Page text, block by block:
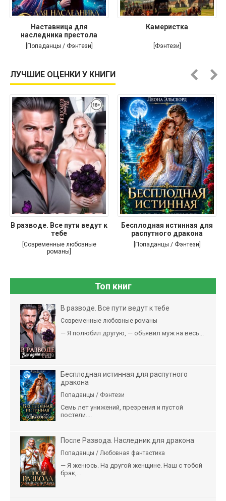
Наставница для
наследника престола
[Попаданцы / Фэнтези]
Камеристка
[Фэнтези]
ЛУЧШИЕ ОЦЕНКИ У КНИГИ
В разводе. Все пути ведут к
тебе
[Современные любовные
романы]
Бесплодная истинная для
распутного дракона
[Попаданцы / Фэнтези]
Топ книг
В разводе. Все пути ведут к тебе
Современные любовные романы
— Я полюбил другую, — объявил муж на весь...
Бесплодная истинная для распутного
дракона
Попаданцы / Фэнтези
Семь лет унижений, презрения и пустой
постели....
После Развода. Наследник для дракона
Попаданцы / Любовная фантастика
— Я женюсь. На другой женщине. Наш с тобой
брак,...